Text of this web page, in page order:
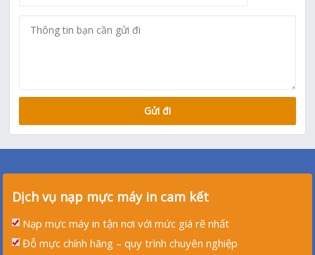
Dịch vụ nạp mực máy in cam kết
Nạp mực máy in tận nơi với mức giá rẽ nhất
Đỗ mực chính hãng – quy trình chuyên nghiệp